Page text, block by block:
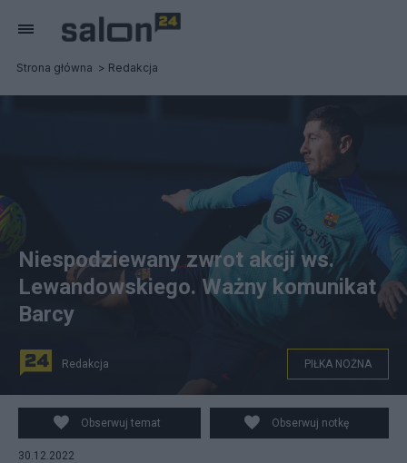
Strona główna Redakcja
Robert Lewandowski będzie mógł wystąpić w
najbliższym meczu FC Barcelony z Espanyolem. (fot.
Twitter)
Niespodziewany zwrot akcji ws.
Lewandowskiego. Ważny komunikat
Barcy
Redakcja PIŁKA NOŻNA
Obserwuj temat Obserwuj notkę
30.12.2022